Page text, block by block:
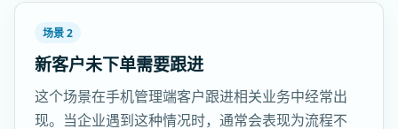
场景 2
新客户未下单需要跟进
这个场景在手机管理端客户跟进相关业务中经常出
现。当企业遇到这种情况时，通常会表现为流程不